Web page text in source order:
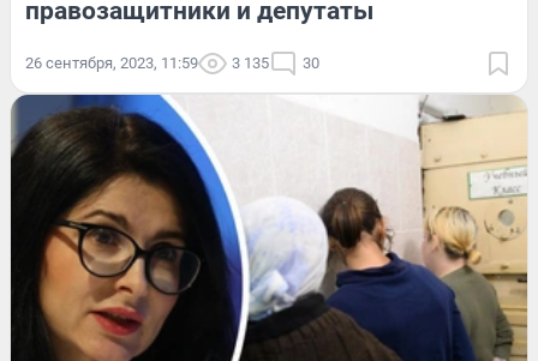
правозащитники и депутаты
26 сентября, 2023, 11:59 3 135 30